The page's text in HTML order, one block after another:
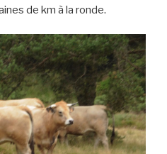
de km à la ronde.